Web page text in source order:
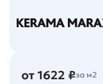
от 1622 ₽за м2